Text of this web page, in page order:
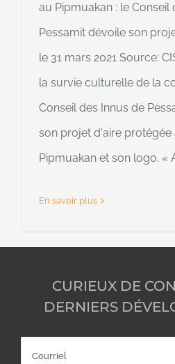
au Pipmuakan : le Conseil
Pessamit dévoile son
le 31 mars 2021 Source:
la survie culturelle de la
Conseil des Innus de
son projet d'aire
Pipmuakan et son logo. «
En savoir plus
CURIEUX DE
DERNIERS